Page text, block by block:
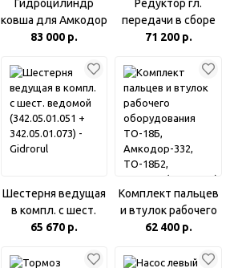
Гидроцилиндр
ковша для Амкодор
А-332В, А-332С
400)
83 000 р.
Редуктор гл.
передачи в сборе
151.72.011-5Д (9:40)
71 200 р.
Шестерня ведущая
в компл. с шест.
ведомой
342.05.01.073)
65 670 р.
Комплект пальцев
и втулок рабочего
оборудования
Амкодор-332,
62 400 р.